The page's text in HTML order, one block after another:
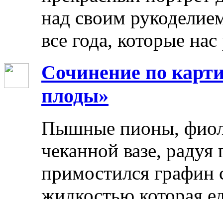
над своим
все года, которые
Сочинение по
плоды»
Пышные пионы,
чеканной вазе,
примостился графин